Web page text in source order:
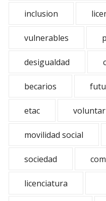
inclusion
vulnerables
desigualdad
becarios
etac
movilidad social
sociedad
licenciatura